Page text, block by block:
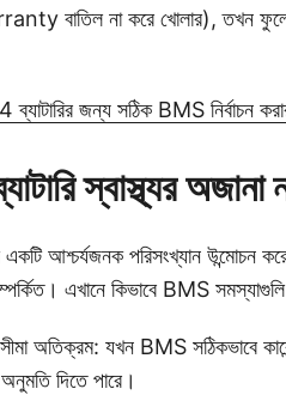
বাতিল না করে খোলার), তখন
জন্য সঠিক BMS নির্বাচন
স্বাস্থ্যর অজানা
আশ্চর্যজনক পরিসংখ্যান উন্মোচন
এখানে কিভাবে BMS
সীমা অতিক্রম: যখন BMS সঠিকভাবে
অনুমতি দিতে পারে।